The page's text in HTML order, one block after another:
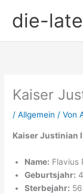
Inhaltdie-
Kaiser
/Allgemein / Von
Kaiser Justinian
Name: Flavius
Geburtsjahr:
Sterbejahr: